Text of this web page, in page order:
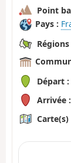
Point
Pays :
Régions
Départ :
Arrivée :
Carte(s)